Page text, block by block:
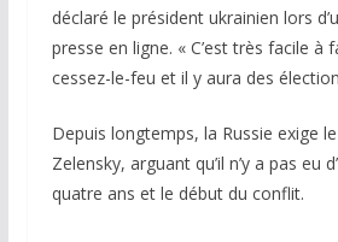
déclaré le président ukrainien lors
presse en ligne. « C’est très facile à
cessez-le-feu et il y aura des
Depuis longtemps, la Russie exige
Zelensky, arguant qu’il n’y a pas eu
quatre ans et le début du conflit.